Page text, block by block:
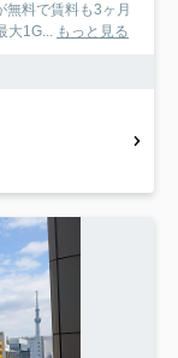
料で賃料も3ヶ月
大1G... もっと見る